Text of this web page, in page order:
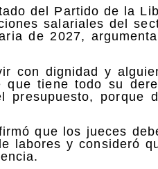
del Partido de la
salariales del
de 2027,
con dignidad y
que tiene todo su
presupuesto,
que los jueces
labores y consideró